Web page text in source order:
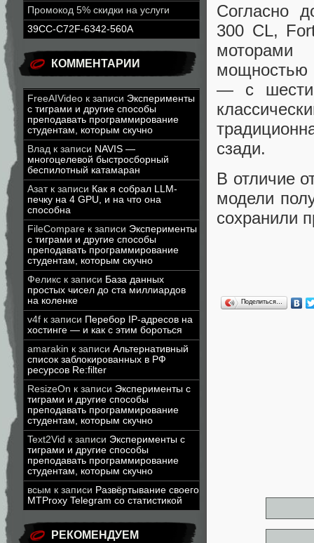
Промокод 5% скидки на услуги
39CC-C72F-6342-560A
КОММЕНТАРИИ
FreeAIVideo к записи Эксперименты
с тиграми и другие способы
преподавать программирование
студентам, которым скучно
Влад к записи NAVIS —
многоцелевой быстросборный
беспилотный катамаран
Азатк записи Как я собрал LLM-
печку на 4 GPU, и на что она
способна
FileCompare к записи Эксперименты
с тиграми и другие способы
преподавать программирование
студентам, которым скучно
Феликс к записи База данных
простых чисел до ста миллиардов
на коленке
v4f к записи Перебор IP-адресов на
хостинге — и как с этим бороться
amarakin к записи Альтернативный
список заблокированных в РФ
ресурсов Re:filter
ResizeOn к записи Эксперименты с
тиграми и другие способы
преподавать программирование
студентам, которым скучно
Text2Vid к записи Эксперименты с
тиграми и другие способы
преподавать программирование
студентам, которым скучно
всым к записи Развёртывание своего
MTProxy Telegram со статистикой
РЕКОМЕНДУЕМ
Согласно
300 CL,
мощностью
— с
сзади.
В отличие
модели
сохранили
Поделиться…